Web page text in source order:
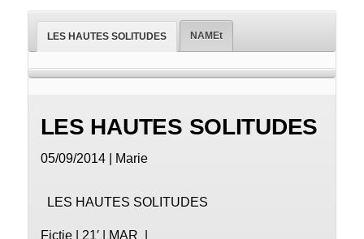
LES HAUTES SOLITUDES NAMEt
LES HAUTES SOLITUDES
05/09/2014 | Marie
LES HAUTES SOLITUDES
Fictie | 21′ | MAR |